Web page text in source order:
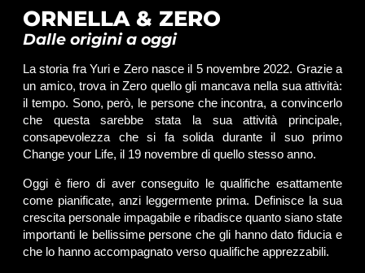
ORNELLA & ZERO
Dalle origini a oggi
La storia fra Yuri e Zero nasce il 5 novembre 2022. Grazie a
un amico, trova in Zero quello gli mancava nella sua attività:
il tempo. Sono, però, le persone che incontra, a convincerlo
che questa sarebbe stata la sua attività principale,
consapevolezza che si fa solida durante il suo primo
Change your Life, il 19 novembre di quello stesso anno.
Oggi è fiero di aver conseguito le qualifiche esattamente
come pianificate, anzi leggermente prima. Definisce la sua
crescita personale impagabile e ribadisce quanto siano state
importanti le bellissime persone che gli hanno dato fiducia e
che lo hanno accompagnato verso qualifiche apprezzabili.